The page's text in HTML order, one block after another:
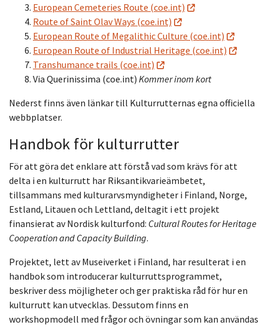
European Cemeteries Route (coe.int)
Route of Saint Olav Ways (coe.int)
European Route of Megalithic Culture (coe.int)
European Route of Industrial Heritage (coe.int)
Transhumance trails (coe.int)
Via Querinissima (coe.int) Kommer inom kort
Nederst finns även länkar till Kulturrutternas egna officiella
webbplatser.
Handbok för kulturrutter
För att göra det enklare att förstå vad som krävs för att
delta i en kulturrutt har Riksantikvarieämbetet,
tillsammans med kulturarvsmyndigheter i Finland, Norge,
Estland, Litauen och Lettland, deltagit i ett projekt
finansierat av Nordisk kulturfond: Cultural Routes for Heritage
Cooperation and Capacity Building.
Projektet, lett av Museiverket i Finland, har resulterat i en
handbok som introducerar kulturruttsprogrammet,
beskriver dess möjligheter och ger praktiska råd för hur en
kulturrutt kan utvecklas. Dessutom finns en
workshopmodell med frågor och övningar som kan användas